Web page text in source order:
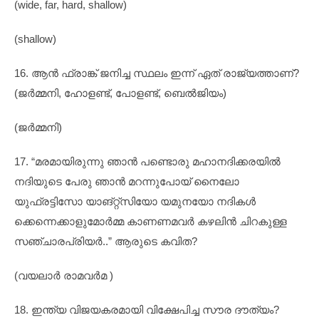
(wide, far, hard, shallow)
(shallow)
16. ആൻ ഫ്രാങ്ക് ജനിച്ച സ്ഥലം ഇന്ന് ഏത് രാജ്യത്താണ്?
(ജർമ്മനി, ഹോളണ്ട്, പോളണ്ട്, ബെൽജിയം)
(ജർമ്മനി)
17. “മരമായിരുന്നു ഞാൻ പണ്ടൊരു മഹാനദിക്കരയിൽ
നദിയുടെ പേരു ഞാൻ മറന്നുപോയ് നൈലോ
യുഫ്രട്ടിസോ യാങ്റ്റ്സിയോ യമുനയോ നദികൾ
ക്കെന്നെക്കാളുമോർമ്മ കാണണമവർ കഴലിൻ ചിറകുള്ള
സഞ്ചാരപ്രിയർ..” ആരുടെ കവിത?
(വയലാർ രാമവർമ )
18. ഇന്ത്യ വിജയകരമായി വിക്ഷേപിച്ച സൗര ദൗത്യം?